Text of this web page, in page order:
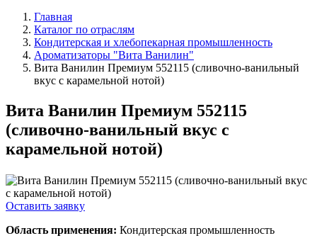
Главная
Каталог по отраслям
Кондитерская и хлебопекарная промышленность
Ароматизаторы "Вита Ванилин"
Вита Ванилин Премиум 552115 (сливочно-ванильный
вкус с карамельной нотой)
Вита Ванилин Премиум 552115
(сливочно-ванильный вкус с
карамельной нотой)
Оставить заявку
Область применения: Кондитерская промышленность